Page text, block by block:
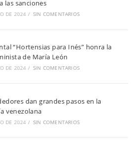
las sanciones
DE 2024 / SIN COMENTARIOS
“Hortensias para Inés” honra la
de María León
DE 2024 / SIN COMENTARIOS
dan grandes pasos en la
venezolana
DE 2024 / SIN COMENTARIOS